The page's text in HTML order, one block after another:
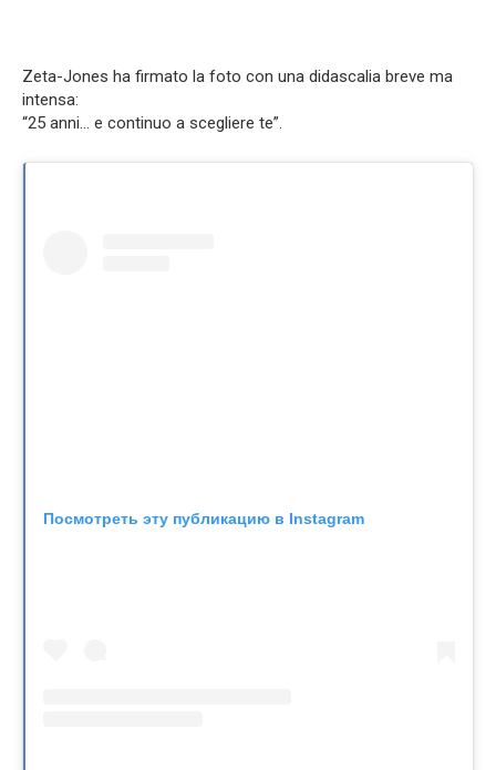
Zeta-Jones ha firmato la foto con una didascalia breve ma
intensa:
“25 anni… e continuo a scegliere te”.
Посмотреть эту публикацию в Instagram